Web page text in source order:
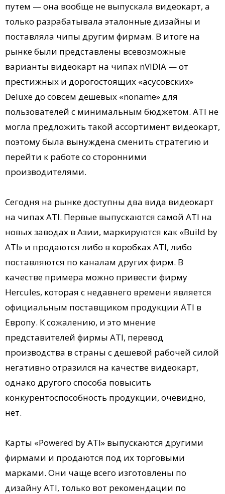
путем — она вообще не выпускала видеокарт, а
только разрабатывала эталонные дизайны и
поставляла чипы другим фирмам. В итоге на
рынке были представлены всевозможные
варианты видеокарт на чипах nVIDIA — от
престижных и дорогостоящих «асусовских»
Deluxe до совсем дешевых «noname» для
пользователей с минимальным бюджетом. ATI не
могла предложить такой ассортимент видеокарт,
поэтому была вынуждена сменить стратегию и
перейти к работе со сторонними
производителями.
Сегодня на рынке доступны два вида видеокарт
на чипах ATI. Первые выпускаются самой ATI на
новых заводах в Азии, маркируются как «Build by
ATI» и продаются либо в коробках ATI, либо
поставляются по каналам других фирм. В
качестве примера можно привести фирму
Hercules, которая с недавнего времени является
официальным поставщиком продукции ATI в
Европу. К сожалению, и это мнение
представителей фирмы ATI, перевод
производства в страны с дешевой рабочей силой
негативно отразился на качестве видеокарт,
однако другого способа повысить
конкурентоспособность продукции, очевидно,
нет.
Карты «Powered by ATI» выпускаются другими
фирмами и продаются под их торговыми
марками. Они чаще всего изготовлены по
дизайну ATI, только вот рекомендации по